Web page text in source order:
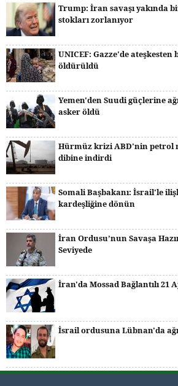
Trump: İran savaşı yakında
stokları zorlanıyor
UNICEF: Gazze'de ateşkesten
öldürüldü
Yemen'den Suudi güçlerine
asker öldü
Hürmüz krizi ABD'nin petrol
dibine indirdi
Somali Başbakanı: İsrail'le
kardeşliğine dönün
İran Ordusu’nun Savaşa
Seviyede
İran'da Mossad Bağlantılı 21
İsrail ordusuna Lübnan'da